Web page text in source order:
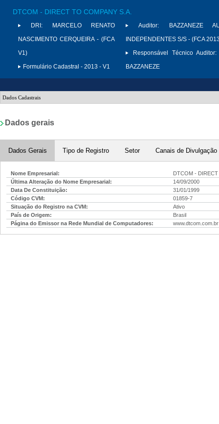
DTCOM - DIRECT TO COMPANY S.A.
DRI:
MARCELO RENATO
NASCIMENTO CERQUEIRA - (FCA
V1)
Formulário Cadastral - 2013 - V1
Auditor:
BAZZANEZE
INDEPENDENTES S/S - (FCA
Responsável Técnico Auditor:
BAZZANEZE